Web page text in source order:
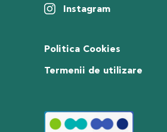
Instagram
Politica Cookies
Termenii de utilizare